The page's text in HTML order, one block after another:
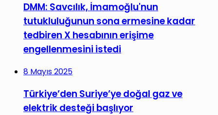
DMM: Savcılık, İmamoğlu'nun
tutukluluğunun sona ermesine kadar
tedbiren X hesabının erişime
engellenmesini istedi
8 Mayıs 2025
Türkiye’den Suriye’ye doğal gaz ve
elektrik desteği başlıyor